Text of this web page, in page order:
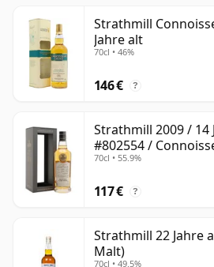
Strathmill
Jahre alt
70cl • 46%
146 € ?
Strathmill 2009 / 14
#802554 /
70cl • 55.9%
117 € ?
Strathmill 22 Jahre
Malt)
70cl • 49.5%